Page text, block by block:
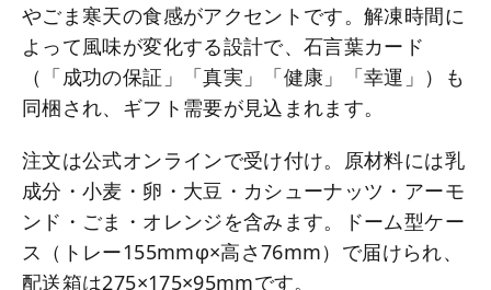
やごま寒天の食感がアクセントです。解凍時間に
よって風味が変化する設計で、石言葉カード
（「成功の保証」「真実」「健康」「幸運」）も
同梱され、ギフト需要が見込まれます。
注文は公式オンラインで受け付け。原材料には乳
成分・小麦・卵・大豆・カシューナッツ・アーモ
ンド・ごま・オレンジを含みます。ドーム型ケー
ス（トレー155mmφ×高さ76mm）で届けられ、
配送箱は275×175×95mmです。